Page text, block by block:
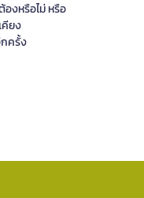
งหรือไม่ หรือ
คียง
ครั้ง